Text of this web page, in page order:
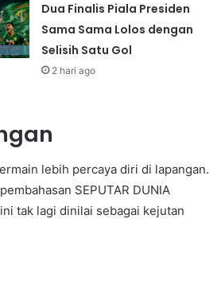
Dua Finalis Piala Presiden
Sama Sama Lolos dengan
Selisih Satu Gol
2 hari ago
lebih percaya diri di lapangan.
SEPUTAR DUNIA
ini tak lagi dinilai sebagai kejutan